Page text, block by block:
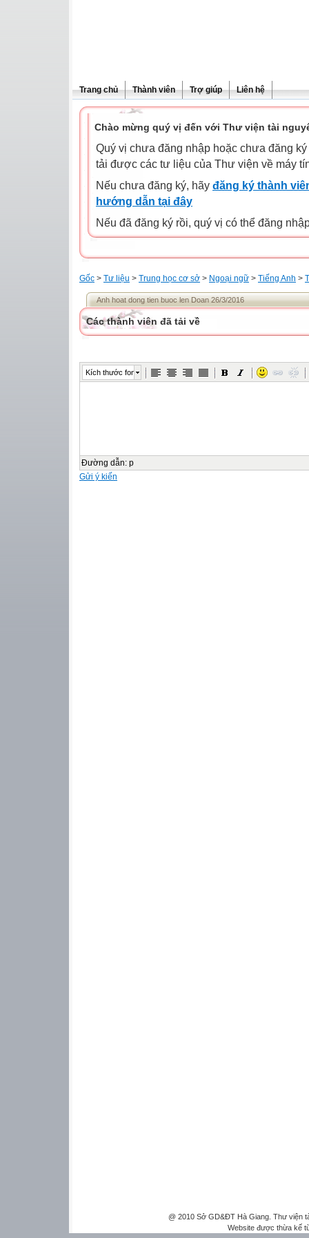
Trang chủ Thành viên Trợ giúp Liên hệ
Chào mừng quý vị đến với Thư viện tài
Quý vị chưa đăng nhập hoặc chưa đăng
tải được các tư liệu của Thư viện về máy
Nếu chưa đăng ký, hãy đăng ký thành
hướng dẫn tại đây
Nếu đã đăng ký rồi, quý vị có thể đăng
Gốc > Tư liệu > Trung học cơ sở > Ngoại ngữ > Tiếng Anh >
Anh hoat dong tien buoc len Doan 26/3/2016
Các thành viên đã tải về
Kích thước font
Đường dẫn: p
Gửi ý kiến
@ 2010 Sở GD&ĐT Hà Giang. Thư viện
Website được thừa kế